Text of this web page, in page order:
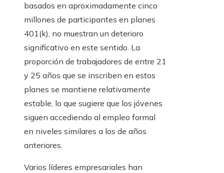
basados en aproximadamente cinco
millones de participantes en planes
401(k), no muestran un deterioro
significativo en este sentido. La
proporción de trabajadores de entre 21
y 25 años que se inscriben en estos
planes se mantiene relativamente
estable, lo que sugiere que los jóvenes
siguen accediendo al empleo formal
en niveles similares a los de años
anteriores.
Varios líderes empresariales han